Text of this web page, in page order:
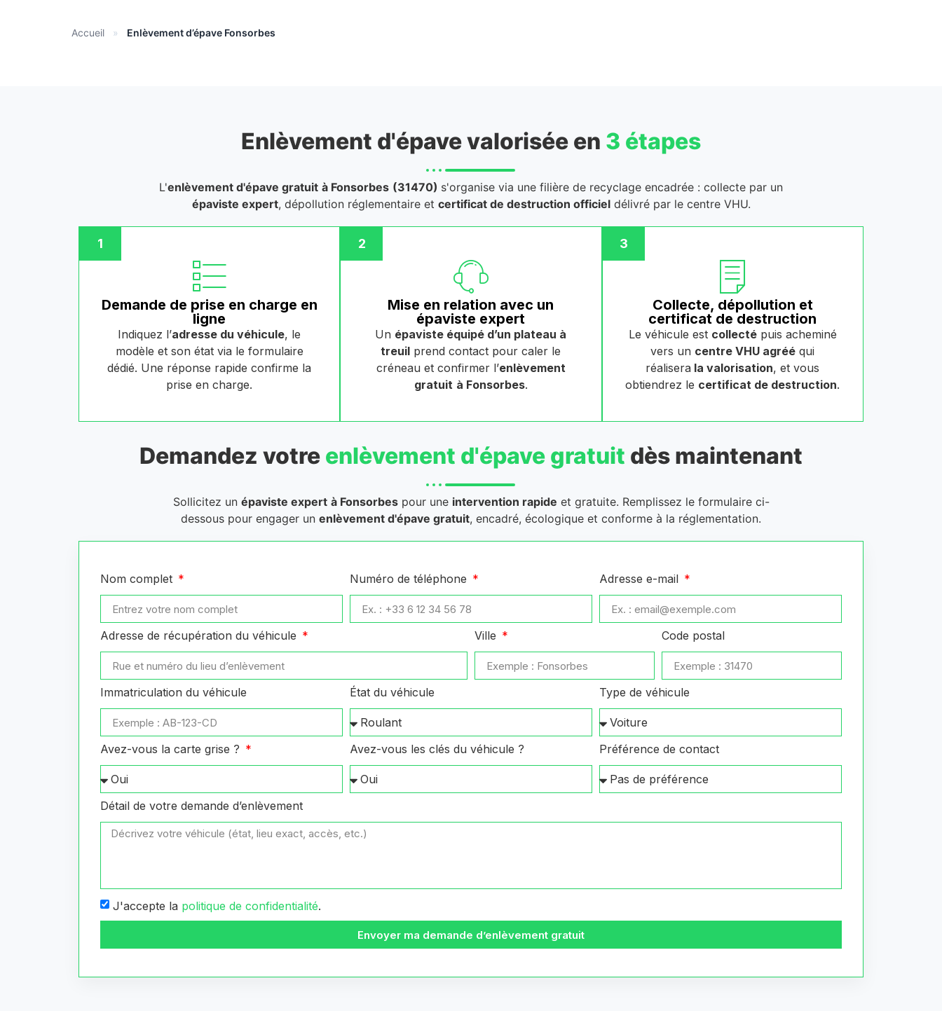
Accueil » Enlèvement d’épave Fonsorbes
Enlèvement d'épave valorisée en 3 étapes
L'enlèvement d'épave gratuit à Fonsorbes (31470) s'organise via une filière de recyclage encadrée : collecte par un
épaviste expert, dépollution réglementaire et certificat de destruction officieldélivré par le centre VHU.
1
Demande de prise en charge en
ligne
Indiquez l’adresse du véhicule, le
modèle et son état via le formulaire
dédié. Une réponse rapide confirme la
prise en charge.
2
Mise en relation avec un
épaviste expert
Un épaviste équipé d’un plateau à
treuil prend contact pour caler le
créneau et confirmer l’enlèvement
gratuit à Fonsorbes.
3
Collecte, dépollution et
certificat de destruction
Le véhicule est collectépuis acheminé
vers un centre VHU agréé qui
réalisera la valorisation, et vous
obtiendrez le certificat de destruction.
Demandez votre enlèvement d'épave gratuit dès maintenant
Sollicitez un épaviste expert à Fonsorbespour une intervention rapide et gratuite. Remplissez le formulaire ci-
dessous pour engager un enlèvement d'épave gratuit, encadré, écologique et conforme à la réglementation.
Nom complet Numéro de téléphone Adresse e-mail
Adresse de récupération du véhicule Ville Code postal
Immatriculation du véhicule État du véhicule Type de véhicule
Avez-vous la carte grise ? Avez-vous les clés du véhicule ? Préférence de contact
Détail de votre demande d’enlèvement
J'accepte la politique de confidentialité.
Envoyer ma demande d’enlèvement gratuit